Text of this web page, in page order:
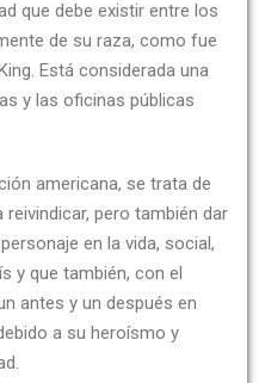
que debe existir entre los
de su raza, como fue
Está considerada una
y las oficinas públicas
americana, se trata de
pero también dar
en la vida, social,
y que también, con el
antes y un después en
a su heroísmo y